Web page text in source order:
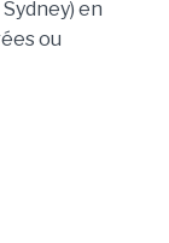
en
ou